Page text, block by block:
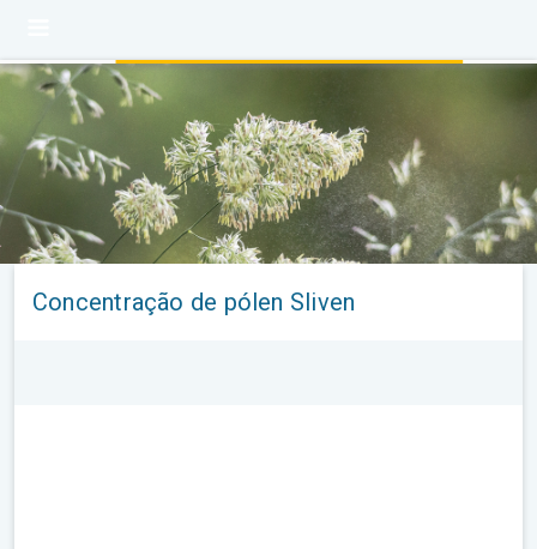
Concentração de pólen Sliven